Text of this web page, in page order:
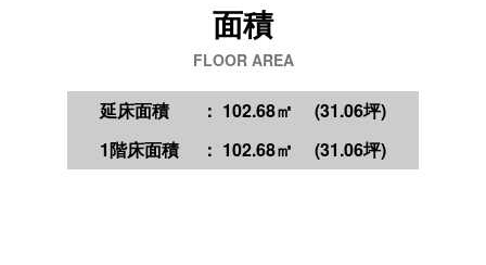
面積
FLOOR AREA
延床面積 ： 102.68㎡
(31.06坪)
1階床面積
： 102.68㎡ (31.06坪)